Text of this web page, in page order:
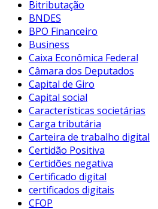
Bitributação
BNDES
BPO Financeiro
Business
Caixa Econômica Federal
Câmara dos Deputados
Capital de Giro
Capital social
Características societárias
Carga tributária
Carteira de trabalho digital
Certidão Positiva
Certidões negativa
Certificado digital
certificados digitais
CFOP